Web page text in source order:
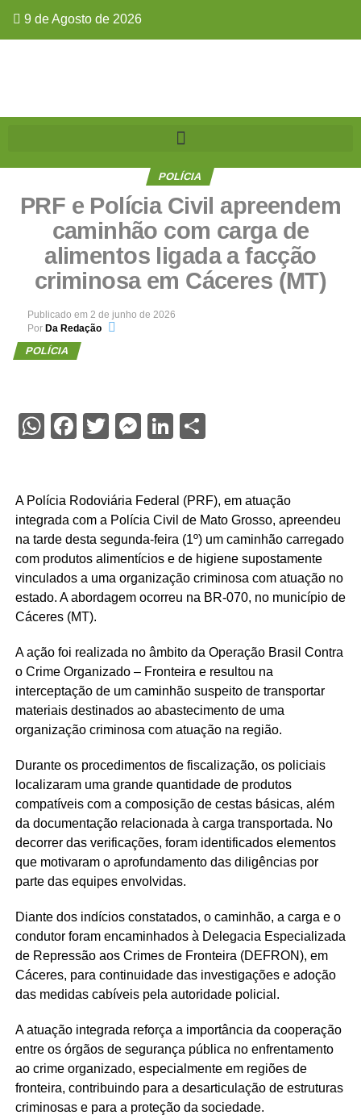
9 de Agosto de 2026
POLÍCIA
PRF e Polícia Civil apreendem
caminhão com carga de
alimentos ligada a facção
criminosa em Cáceres (MT)
Publicado em 2 de junho de 2026
Por Da Redação
POLÍCIA
WhatsApp
Facebook
Twitter
Messenger
LinkedIn
Share
A Polícia Rodoviária Federal (PRF), em atuação
integrada com a Polícia Civil de Mato Grosso, apreendeu
na tarde desta segunda-feira (1º) um caminhão carregado
com produtos alimentícios e de higiene supostamente
vinculados a uma organização criminosa com atuação no
estado. A abordagem ocorreu na BR-070, no município de
Cáceres (MT).
A ação foi realizada no âmbito da Operação Brasil Contra
o Crime Organizado – Fronteira e resultou na
interceptação de um caminhão suspeito de transportar
materiais destinados ao abastecimento de uma
organização criminosa com atuação na região.
Durante os procedimentos de fiscalização, os policiais
localizaram uma grande quantidade de produtos
compatíveis com a composição de cestas básicas, além
da documentação relacionada à carga transportada. No
decorrer das verificações, foram identificados elementos
que motivaram o aprofundamento das diligências por
parte das equipes envolvidas.
Diante dos indícios constatados, o caminhão, a carga e o
condutor foram encaminhados à Delegacia Especializada
de Repressão aos Crimes de Fronteira (DEFRON), em
Cáceres, para continuidade das investigações e adoção
das medidas cabíveis pela autoridade policial.
A atuação integrada reforça a importância da cooperação
entre os órgãos de segurança pública no enfrentamento
ao crime organizado, especialmente em regiões de
fronteira, contribuindo para a desarticulação de estruturas
criminosas e para a proteção da sociedade.